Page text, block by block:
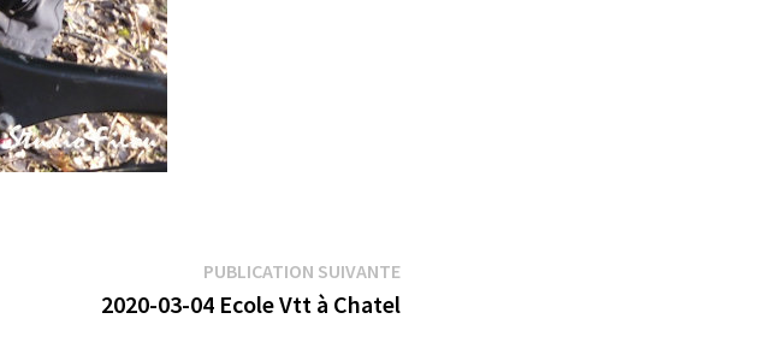
PUBLICATION SUIVANTEPublication
2020-03-04 Ecole Vtt à Chatel